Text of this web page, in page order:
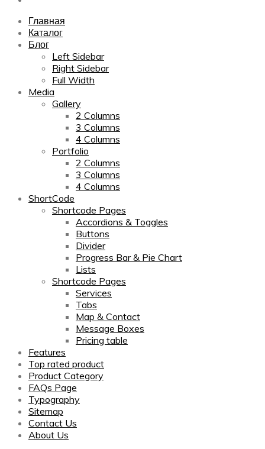
Главная
Каталог
Блог
Left Sidebar
Right Sidebar
Full Width
Media
Gallery
2 Columns
3 Columns
4 Columns
Portfolio
2 Columns
3 Columns
4 Columns
ShortCode
Shortcode Pages
Accordions & Toggles
Buttons
Divider
Progress Bar & Pie Chart
Lists
Shortcode Pages
Services
Tabs
Map & Contact
Message Boxes
Pricing table
Features
Top rated product
Product Category
FAQs Page
Typography
Sitemap
Contact Us
About Us